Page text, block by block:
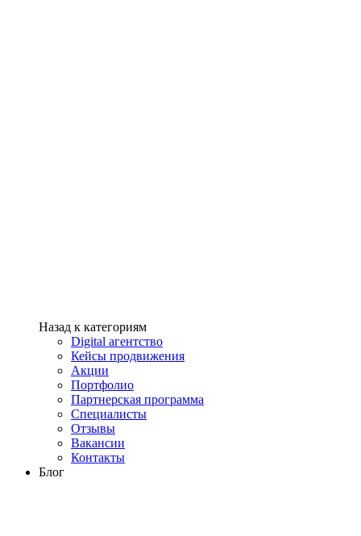
Назад к категориям
Digital агентство
Кейсы продвижения
Акции
Портфолио
Партнерская программа
Специалисты
Отзывы
Вакансии
Контакты
Блог